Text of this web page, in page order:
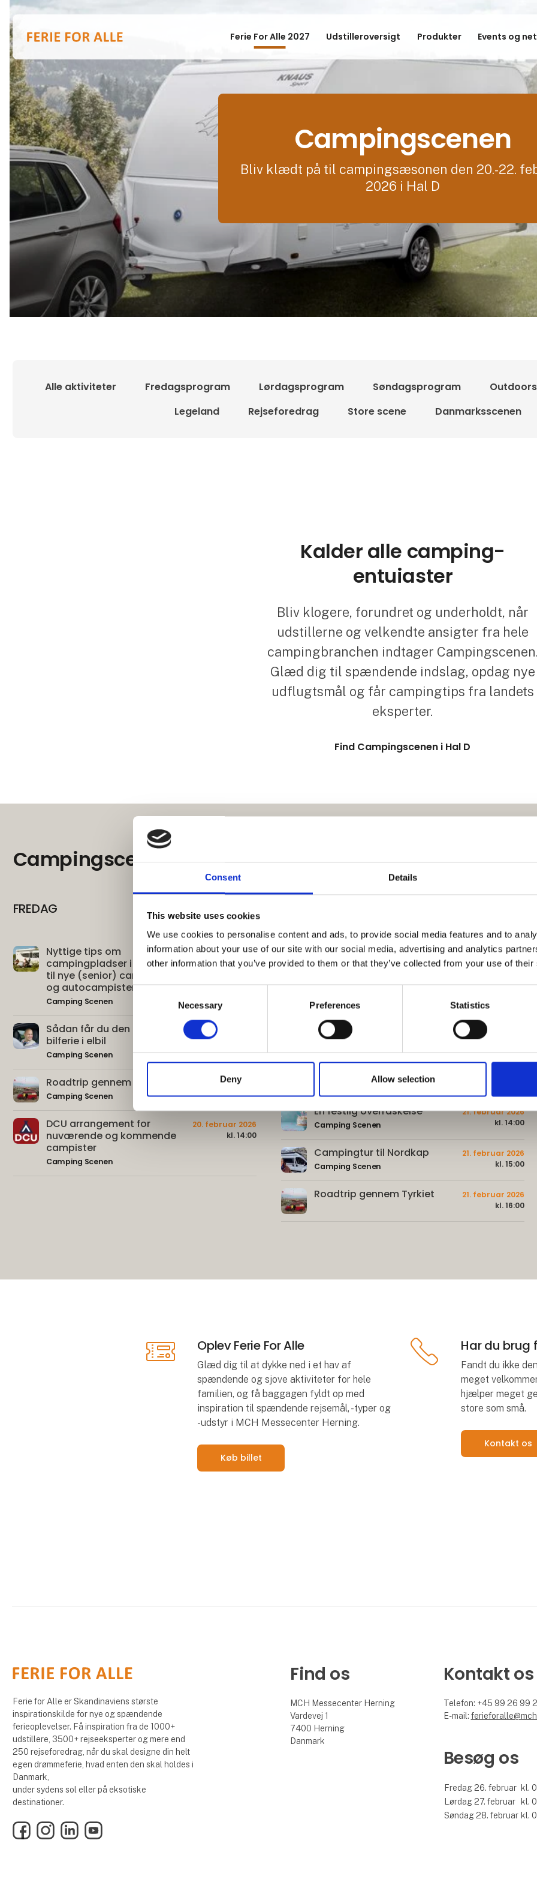
Consent Details
This website uses cookies
We use cookies to personalise content and ads, to provide social media features and to
information about your use of our site with our social media, advertising and analytics
other information that you’ve provided to them or that they’ve collected from your use of
Consent
Necessary Preferences Statistics
Deny Allow selection
Ferie For Alle 2027 Udstilleroversigt Produkter Events og
Campingscenen
Bliv klædt på til campingsæsonen den 20.-22.
2026 i Hal D
Alle aktiviteter Fredagsprogram Lørdagsprogram Søndagsprogram
Legeland
Rejseforedrag Store scene Danmarksscenen
Kalder alle camping-
entuiaster
Bliv klogere, forundret og underholdt, når
udstillerne og velkendte ansigter fra hele
campingbranchen indtager
Glæd dig til spændende indslag, opdag nye
udflugtsmål og får campingtips fra landets
eksperter.
Find Campingscenen i Hal D
Campingscenen | Program
FREDAG
Nyttige tips om
campingpladser i Danmark
til nye (senior) campister
og autocampister
Camping Scenen
20. februar 2026
kl. 11:00
Sådan får du den bedste
bilferie i elbil
Camping Scenen
20. februar 2026
Roadtrip gennem Tyrkiet
Camping Scenen
20. februar 2026
kl. 12:45
DCU arrangement for
nuværende og kommende
campister
Camping Scenen
20. februar 2026
kl. 14:00
Sådan får du den bedste
bilferie i elbil
21. februar 2026
kl. 10:15
Luksushytter og glamping i
hele Danmark v/ formand
Steen Pedersen
Camping Scenen
21. februar 2026
- Et helt liv med camping
En festlig overraskelse
Camping Scenen
21. februar 2026
kl. 14:00
Campingtur til Nordkap
Camping Scenen
21. februar 2026
kl. 15:00
Roadtrip gennem Tyrkiet
21. februar 2026
kl. 16:00
Oplev Ferie For Alle
Glæd dig til at dykke ned i et hav af
spændende og sjove aktiviteter for hele
familien, og få baggagen fyldt op med
inspiration til spændende rejsemål, -typer og
-udstyr i MCH Messecenter Herning.
Køb billet
Har du brug
Fandt du ikke
meget
hjælper meget
store som små.
Kontakt os
Ferie for Alle er Skandinaviens største
inspirationskilde for nye og spændende
ferieoplevelser. Få inspiration fra de 1000+
udstillere, 3500+ rejseeksperter og mere end
250 rejseforedrag, når du skal designe din helt
egen drømmeferie, hvad enten den skal holdes i
Danmark,
under sydens sol eller på eksotiske
destinationer.
FacebookInstagramLinkedInYouTube
Find os
MCH Messecenter Herning
Vardevej 1
7400 Herning
Danmark
Kontakt os
Telefon: +45 99 26 99
E-mail:
Besøg os
Fredag 26. februar kl.
Lørdag 27. februar
kl.
Søndag 28. februar kl.